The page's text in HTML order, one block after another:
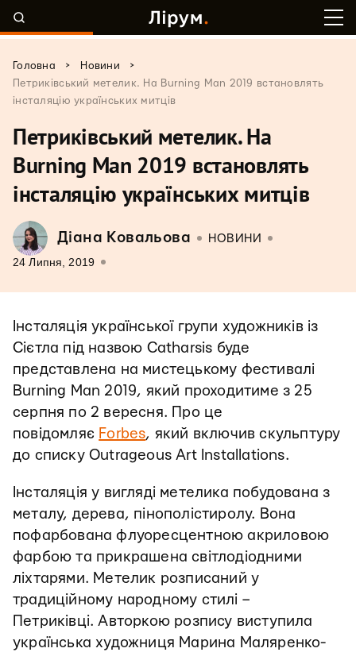
Головна > Новини
>
Петриківський метелик. На Burning Man 2019 встановлять
інсталяцію українських митців
Петриківський метелик. На
Burning Man 2019 встановлять
інсталяцію українських митців
Діана Ковальова НОВИНИ
24 Липня, 2019
Інсталяція української групи художників із
Сієтла під назвою Catharsis буде
представлена на мистецькому фестивалі
Burning Man 2019, який проходитиме з 25
серпня по 2 вересня. Про це
повідомляє Forbes, який включив скульптуру
до списку Outrageous Art Installations.
Інсталяція у вигляді метелика побудована з
металу, дерева, пінополістиролу. Вона
пофарбована флуоресцентною акриловою
фарбою та прикрашена світлодіодними
ліхтарями. Метелик розписаний у
традиційному народному стилі –
Петриківці. Авторкою розпису виступила
українська художниця Марина Маляренко-